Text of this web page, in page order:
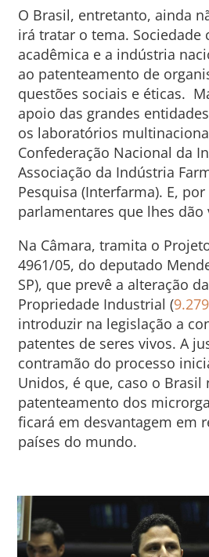
O Brasil, entretanto, ainda
irá tratar o tema. Sociedade
acadêmica e a indústria
ao patenteamento de
questões sociais e éticas.
apoio das grandes
os laboratórios
Confederação Nacional da
Associação da Indústria
Pesquisa (Interfarma). E,
parlamentares que lhes dão
Na Câmara, tramita o
4961/05, do deputado
SP), que prevê a alteração
Propriedade Industrial (
introduzir na legislação a
patentes de seres vivos. A
contramão do processo
Unidos, é que, caso o Brasil
patenteamento dos
ficará em desvantagem em
países do mundo.